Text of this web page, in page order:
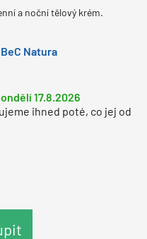
a noční tělový krém.
BeC Natura
17.8.2026
ihned poté, co jej od